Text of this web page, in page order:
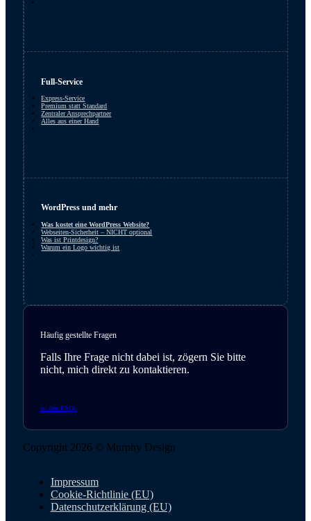
Full-Service
Express-Service
Premium statt Standard
Zentraler Ansprechpartner
Alles aus einer Hand
WordPress und mehr
Was kostet eine WordPress Website?
Webseiten-Sicherheit – NICHT optional
Was ist Printdesign?
Warum ein Logo wichtig ist
Häufig gestellte Fragen
Falls Ihre Frage nicht dabei ist, zögern Sie bitte
nicht, mich direkt zu kontaktieren.
zu den FAQs
Copyright 2026 © Murphy Design
Impressum
Cookie-Richtlinie (EU)
Datenschutzerklärung (EU)